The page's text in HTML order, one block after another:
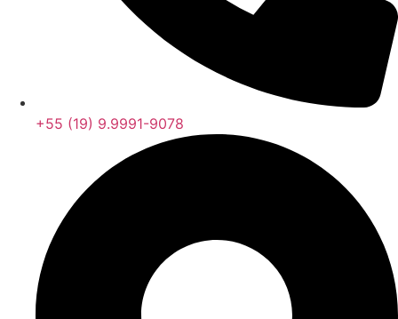
+55 (19) 9.9991-9078